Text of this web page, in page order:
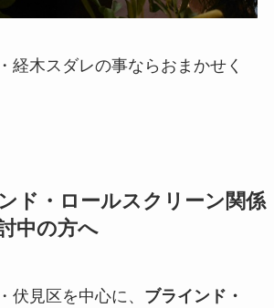
経木スダレの事ならおまかせく
ド・ロールスクリーン関係
中の方へ
伏見区を中心に、 ブラインド・